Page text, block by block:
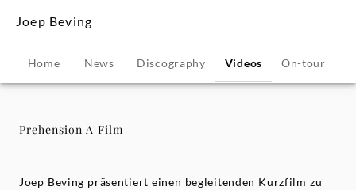
Film
Joep
Beving
Joep Beving
Home News Discography Videos On-tour
Prehension A Film
Joep Beving präsentiert einen begleitenden Kurzfilm zu